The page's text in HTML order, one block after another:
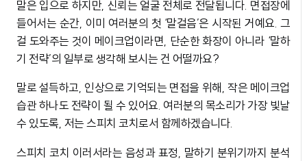
말은 입으로 하지만, 신뢰는 얼굴 전체로 전달됩니다. 면접장에
들어서는 순간, 이미 여러분의 첫 ‘말걸음’은 시작된 거예요. 그
걸 도와주는 것이 메이크업이라면, 단순한 화장이 아니라 ‘말하
기 전략’의 일부로 생각해 보시는 건 어떨까요?
말로 설득하고, 인상으로 기억되는 면접을 위해, 작은 메이크업
습관 하나도 전략이 될 수 있어요. 여러분의 목소리가 가장 빛날
수 있도록, 저는 스피치 코치로서 함께하겠습니다.
스피치 코치 이러서라는 음성과 표정, 말하기 분위기까지 분석